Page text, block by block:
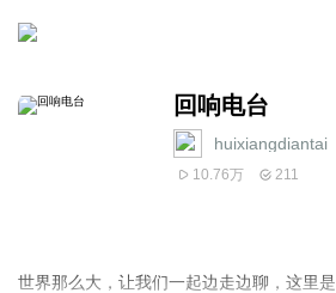
回响电台
huixiangdiantai
10.76万 211
世界那么大，让我们一起边走边聊，这里是